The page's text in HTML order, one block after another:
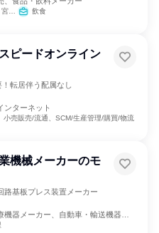
分県、宮崎県、鹿児島県、沖縄県 飲食
ピードオンライン
！転居伴う配属なし
ンターネット
小売販売/流通、SCM/生産管理/購買/物流
機械メーカーのモ
路基板プレス装置メーカー
器メーカー、自動車・輸送機器メ